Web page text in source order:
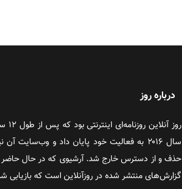
درباره روز
سال ۲۰۱۶ به فعالیت خود پایان داد و
حذف و از دسترس خارج شد. آرشیوی که در حال حاضر
گزارش‌های منتشر شده در روزآنلاین است که بازیابی